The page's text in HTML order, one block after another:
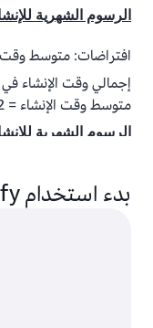
الرسوم الشهرية
افتراضات: متوسط وقت
إجمالي وقت الإنشاء
متوسط وقت الإنشاء = 2*3 = 6 دقائق إنشاء في الشهر
الرسوم الشهرية
بدء استخدام AWS Amplify